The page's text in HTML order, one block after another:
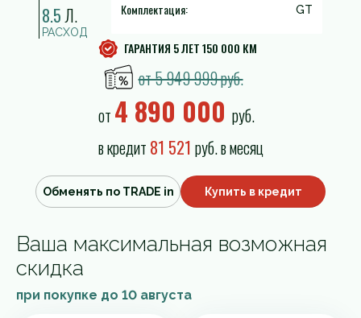
8.5Л.
РАСХОД
Комплектация: GT
ГАРАНТИЯ 5 ЛЕТ 150 000 КМ
от 5 949 999 руб.
от 4 890 000 руб.
в кредит 81 521 руб. в месяц
Обменять по TRADE in Купить в кредит
Ваша максимальная возможная
скидка
при покупке до 10 августа